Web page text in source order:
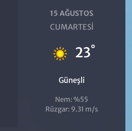
15 AĞUSTOS
CUMARTESI
23°
Güneşli
Nem: %55
Rüzgar: 9.31 m/s